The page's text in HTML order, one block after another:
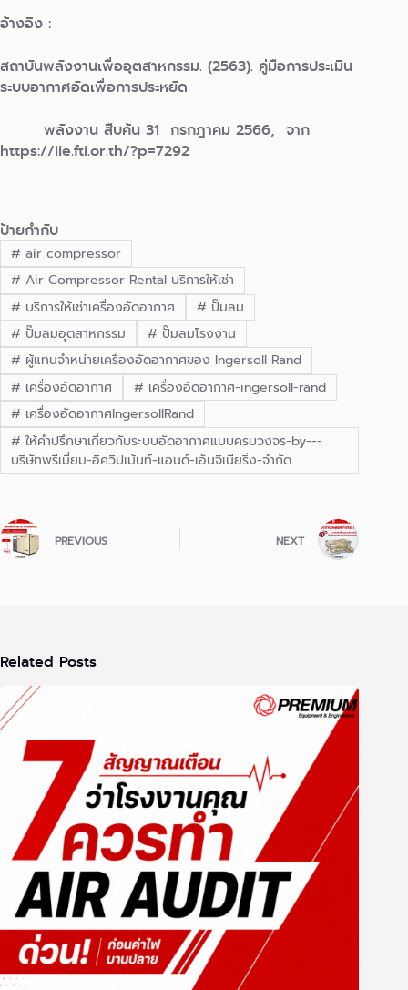
อ้างอิง :
สถาบันพลังงานเพื่ออุตสาหกรรม. (2563). คู่มือการประเมิน
ระบบอากาศอัดเพื่อการประหยัด
พลังงาน สืบค้น 31 กรกฎาคม 2566, จาก
https://iie.fti.or.th/?p=7292
ป้ายกำกับ
# air compressor
# Air Compressor Rental บริการให้เช่า
# บริการให้เช่าเครื่องอัดอากาศ # ปั๊มลม
# ปั๊มลมอุตสาหกรรม # ปั๊มลมโรงงาน
# ผู้แทนจำหน่ายเครื่องอัดอากาศของ Ingersoll Rand
# เครื่องอัดอากาศ # เครื่องอัดอากาศ-ingersoll-rand
# เครื่องอัดอากาศIngersollRand
# ให้คำปรึกษาเกี่ยวกับระบบอัดอากาศแบบครบวงจร-by---
บริษัทพรีเมี่ยม-อิควิปเม้นท์-แอนด์-เอ็นจิเนียริ่ง-จำกัด
PREVIOUS NEXT
Related Posts